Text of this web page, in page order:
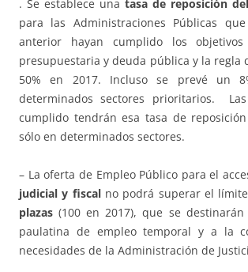
. Se establece una tasa de reposición
para las Administraciones Públicas
anterior hayan cumplido los
presupuestaria y deuda pública y la regla
50% en 2017. Incluso se prevé un
determinados sectores prioritarios.
cumplido tendrán esa tasa de
sólo en determinados sectores.
– La oferta de Empleo Público para el
judicial y fiscalno podrá superar el
plazas (100 en 2017), que se
paulatina de empleo temporal y a la
necesidades de la Administración de